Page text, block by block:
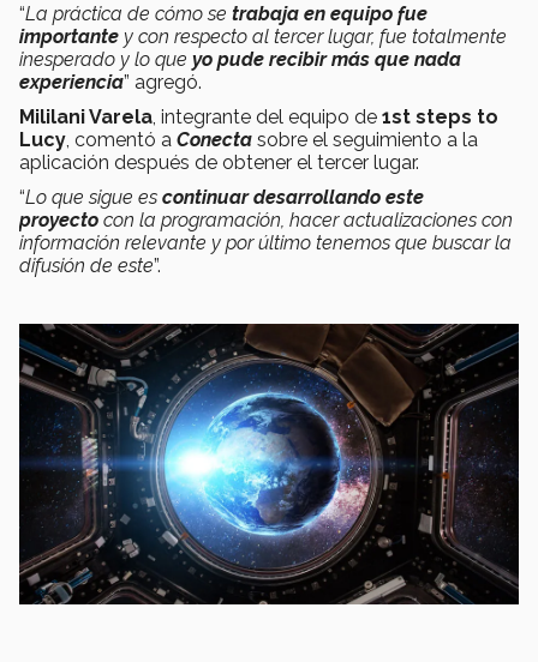
“La práctica de cómo se trabaja en equipo fue
importante y con respecto al tercer lugar, fue totalmente
inesperado y lo que yo pude recibir más que nada
experiencia” agregó.
Mililani Varela, integrante del equipo de 1st steps to
Lucy, comentó a Conecta sobre el seguimiento a la
aplicación después de obtener el tercer lugar.
“Lo que sigue es continuar desarrollando este
proyecto con la programación, hacer actualizaciones con
información relevante y por último tenemos que buscar la
difusión de este”.